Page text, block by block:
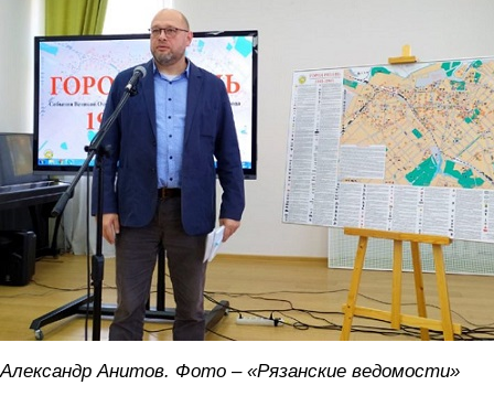
Александр Анитов. Фото – «Рязанские ведомости»